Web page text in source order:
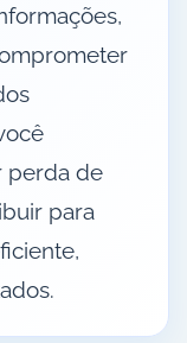
perda de
para